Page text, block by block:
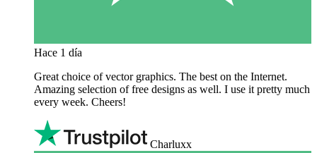
Hace 1 día
Great choice of vector graphics. The best on the Internet.
Amazing selection of free designs as well. I use it pretty much
every week. Cheers!
Charluxx